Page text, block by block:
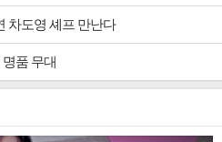
차도영 셰프 만난다
품 무대